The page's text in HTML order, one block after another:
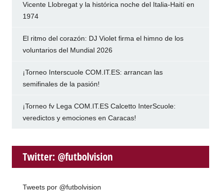
Vicente Llobregat y la histórica noche del Italia-Haití en
1974
El ritmo del corazón: DJ Violet firma el himno de los
voluntarios del Mundial 2026
¡Torneo Interscuole COM.IT.ES: arrancan las
semifinales de la pasión!
¡Torneo fv Lega COM.IT.ES Calcetto InterScuole:
veredictos y emociones en Caracas!
Twitter: @futbolvision
Tweets por @futbolvision